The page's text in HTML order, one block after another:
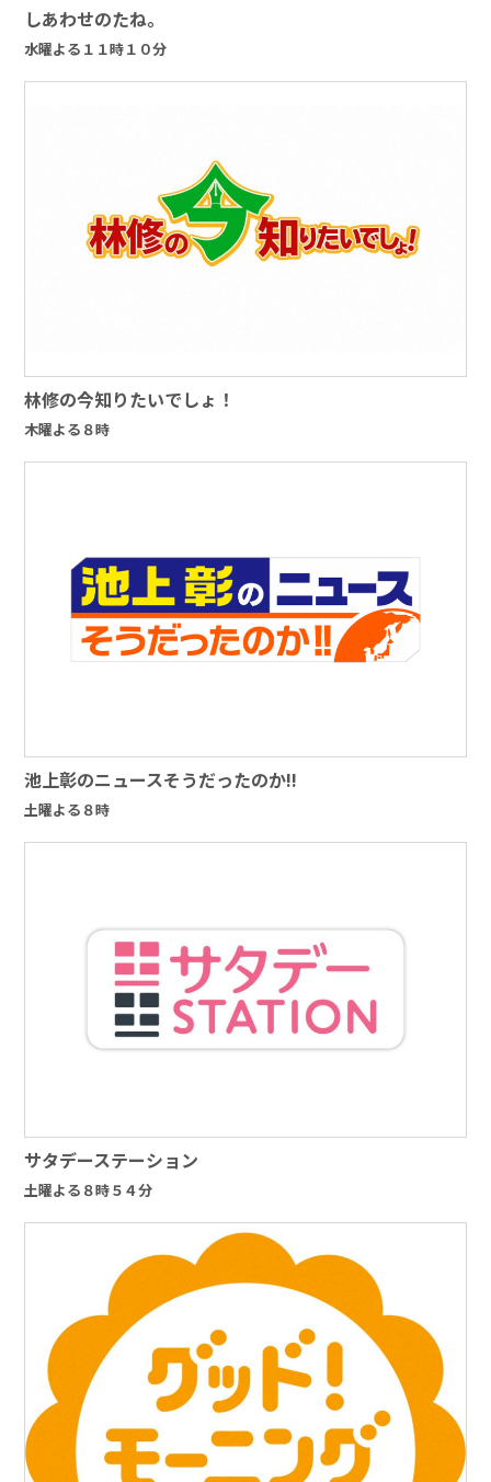
しあわせのたね。
水曜よる１１時１０分
林修の今知りたいでしょ！
木曜よる８時
池上彰のニュースそうだったのか!!
土曜よる８時
サタデーステーション
土曜よる８時５４分